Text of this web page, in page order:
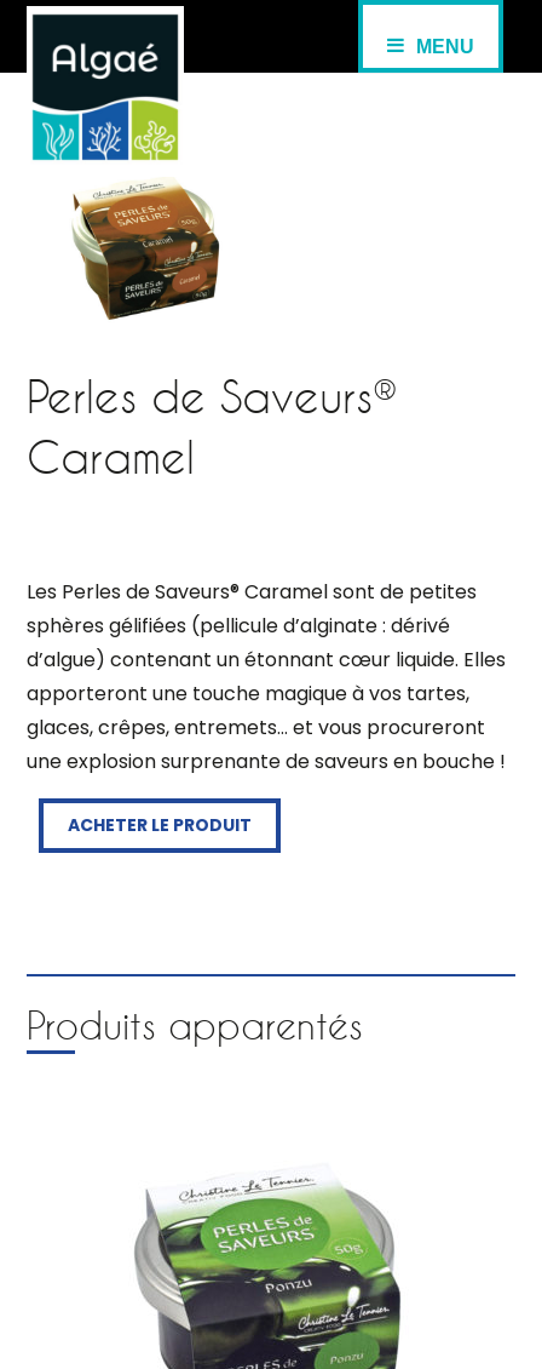
MENU
Perles de Saveurs®
Caramel
Les Perles de Saveurs® Caramel sont de petites
sphères gélifiées (pellicule d’alginate : dérivé
d’algue) contenant un étonnant cœur liquide. Elles
apporteront une touche magique à vos tartes,
glaces, crêpes, entremets… et vous procureront
une explosion surprenante de saveurs en bouche !
ACHETER LE PRODUIT
Produits apparentés